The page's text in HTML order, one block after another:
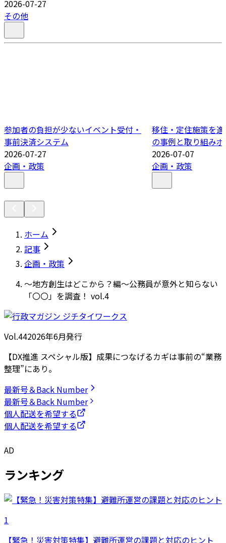
2026-07-27
その他
参加者の負担が少ないイベント受付・
事前決済システム
2026-07-27
企画・政策
移住・定住施策を
の事例と取り組み
2026-07-07
企画・政策
ホーム
記事
企画・政策
～地方創生はどこから？編～公務員が意外と知らない
「〇〇」を調査！ vol.4
Vol.442026年6月発行
【DX推進 スペシャル版】成果につなげるカギは事前の“業務
整理”にあり。
最新号＆Back Number
最新号＆Back Number
個人配送を希望する
個人配送を希望する
AD
ランキング
1
【緊急！災害対策特集】避難所運営の課題と対応のヒント